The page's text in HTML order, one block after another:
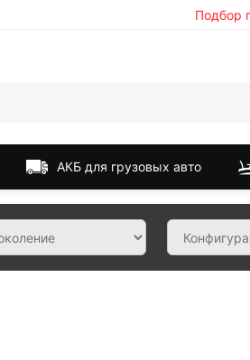
Подбор
АКБ для грузовых авто